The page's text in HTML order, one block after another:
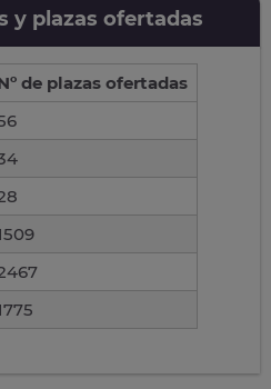
y plazas ofertadas
de plazas ofertadas